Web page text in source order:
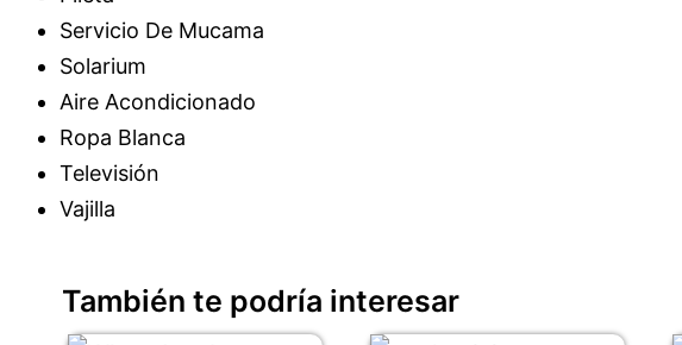
Servicio De Mucama
Solarium
Aire Acondicionado
Ropa Blanca
Televisión
Vajilla
También te podría interesar